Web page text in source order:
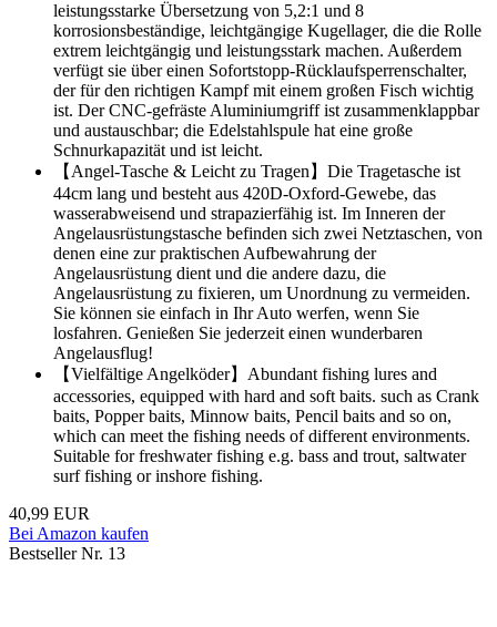
leistungsstarke Übersetzung von 5,2:1 und 8
korrosionsbeständige, leichtgängige Kugellager, die die Rolle
extrem leichtgängig und leistungsstark machen. Außerdem
verfügt sie über einen Sofortstopp-Rücklaufsperrenschalter,
der für den richtigen Kampf mit einem großen Fisch wichtig
ist. Der CNC-gefräste Aluminiumgriff ist zusammenklappbar
und austauschbar; die Edelstahlspule hat eine große
Schnurkapazität und ist leicht.
【Angel-Tasche & Leicht zu Tragen】Die Tragetasche ist
44cm lang und besteht aus 420D-Oxford-Gewebe, das
wasserabweisend und strapazierfähig ist. Im Inneren der
Angelausrüstungstasche befinden sich zwei Netztaschen, von
denen eine zur praktischen Aufbewahrung der
Angelausrüstung dient und die andere dazu, die
Angelausrüstung zu fixieren, um Unordnung zu vermeiden.
Sie können sie einfach in Ihr Auto werfen, wenn Sie
losfahren. Genießen Sie jederzeit einen wunderbaren
Angelausflug!
【Vielfältige Angelköder】Abundant fishing lures and
accessories, equipped with hard and soft baits. such as Crank
baits, Popper baits, Minnow baits, Pencil baits and so on,
which can meet the fishing needs of different environments.
Suitable for freshwater fishing e.g. bass and trout, saltwater
surf fishing or inshore fishing.
40,99 EUR
Bei Amazon kaufen
Bestseller Nr. 13